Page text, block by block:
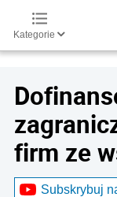
Kategorie
firm ze
Subskrybuj